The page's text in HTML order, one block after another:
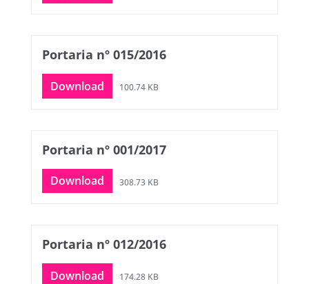
Portaria nº 015/2016
Download 100.74 KB
Portaria nº 001/2017
Download 308.73 KB
Portaria nº 012/2016
Download 174.28 KB